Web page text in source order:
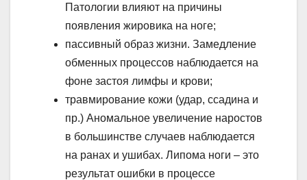
Патологии влияют на причины
появления жировика на ноге;
пассивный образ жизни. Замедление
обменных процессов наблюдается на
фоне застоя лимфы и крови;
травмирование кожи (удар, ссадина и
пр.) Аномальное увеличение наростов
в большинстве случаев наблюдается
на ранах и ушибах. Липома ноги – это
результат ошибки в процессе